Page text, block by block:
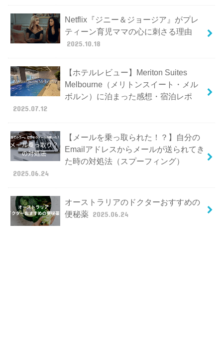
Netflix『ジニー＆ジョージア』がプレ
ティーン育児ママの心に刺さる理由
2025.10.18
【ホテルレビュー】Meriton Suites
Melbourne（メリトンスイート・メル
ボルン）に泊まった感想・宿泊レポ
2025.07.12
【メールを乗っ取られた！？】自分の
Emailアドレスからメールが送られてき
た時の対処法（スプーフィング）
2025.06.24
オーストラリアのドクターおすすめの
便秘薬 2025.06.24